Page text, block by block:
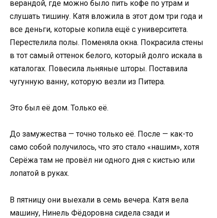
верандой, где можно было пить кофе по утрам и
слушать тишину. Катя вложила в этот дом три года и
все деньги, которые копила ещё с университета.
Перестелила полы. Поменяла окна. Покрасила стены
в тот самый оттенок белого, который долго искала в
каталогах. Повесила льняные шторы. Поставила
чугунную ванну, которую везли из Питера.
Это был её дом. Только её.
До замужества — точно только её. После — как-то
само собой получилось, что это стало «нашим», хотя
Серёжа там не провёл ни одного дня с кистью или
лопатой в руках.
В пятницу они выехали в семь вечера. Катя вела
машину, Нинель Фёдоровна сидела сзади и